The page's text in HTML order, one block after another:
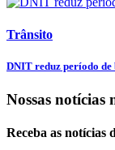
Trânsito
DNIT reduz período de
Nossas notícias
Receba as notícias